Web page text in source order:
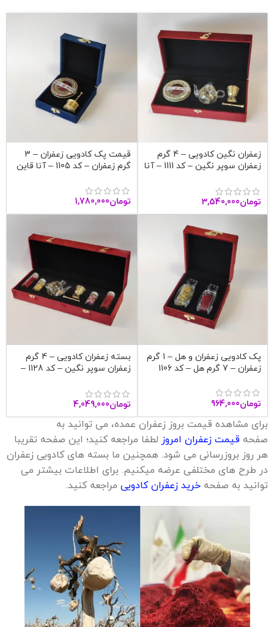
زعفران نگین کادویی – 4 گرم
زعفران سوپر نگین – کد 1111 – آنا
تومان3,540,000
قیمت پک کادویی زعفران – 3
گرم زعفران – کد 1105 – آنا قاین
تومان1,780,000
پک کادویی زعفران و هل – 1 گرم
زعفران – 7 گرم هل – کد 1106
تومان964,000
بسته زعفران کادویی – 4 گرم
زعفران سوپر نگین – کد 1128 –
تومان4,049,000
برای مشاهده قیمت بروز زعفران عمده، می توانید به
صفحه قیمت زعفران امروز لطفا مراجعه کنید؛ این صفحه تقریبا
هر روز بروزرسانی می شود. همچنین ما بسته های کادویی زعفران
در طرح های مختلفی عرضه میکنیم. برای اطلاعات بیشتر می
توانید به صفحه خرید زعفران کادویی مراجعه کنید.